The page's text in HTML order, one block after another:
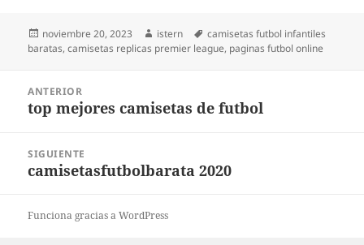
Publicado
el
noviembre 20, 2023 Autor
istern Etiquetas
camisetas futbol infantiles
baratas,camisetas replicas premier league, paginas futbol online
entradas
ANTERIOR
Entrada
top mejores camisetas de futbol
SIGUIENTE
Entrada
camisetasfutbolbarata 2020
Funciona gracias a WordPress